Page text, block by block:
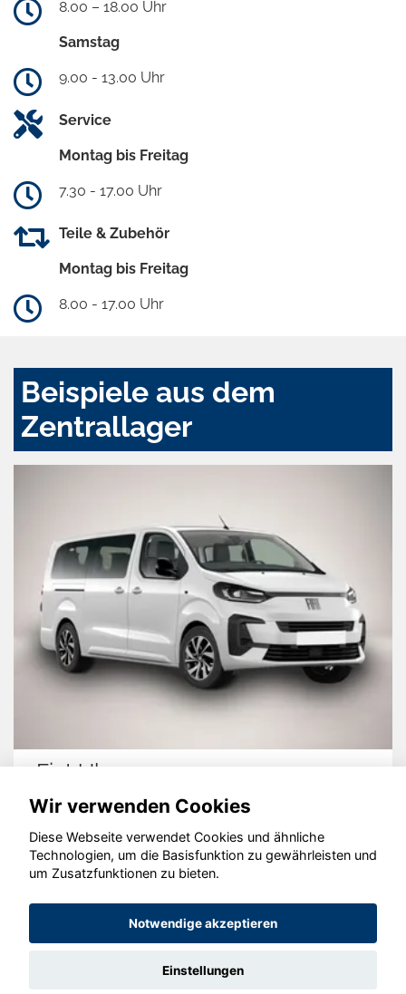
8.00 – 18.00 Uhr
Samstag
9.00 - 13.00 Uhr
Service
Montag bis Freitag
7.30 - 17.00 Uhr
Teile & Zubehör
Montag bis Freitag
8.00 - 17.00 Uhr
Beispiele aus dem
Zentrallager
Fiat Ulysse
© konjunkturmotor.de GmbH 2020 - 2026
Wir verwenden Cookies
Diese Webseite verwendet Cookies und ähnliche
Technologien, um die Basisfunktion zu gewährleisten und
um Zusatzfunktionen zu bieten.
Notwendige akzeptieren
Einstellungen